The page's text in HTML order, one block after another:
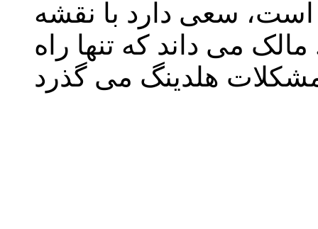
است، سعی دارد با نقشه
می داند که تنها راه